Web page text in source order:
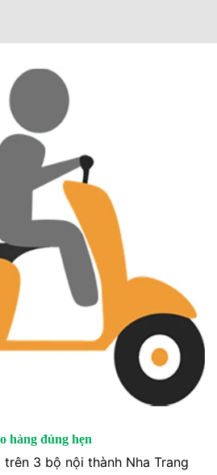
hàng đúng hẹn
3 bộ nội thành Nha Trang